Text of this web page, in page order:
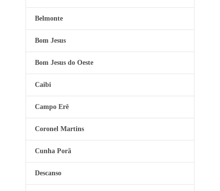
Belmonte
Bom Jesus
Bom Jesus do Oeste
Caibi
Campo Erê
Coronel Martins
Cunha Porã
Descanso